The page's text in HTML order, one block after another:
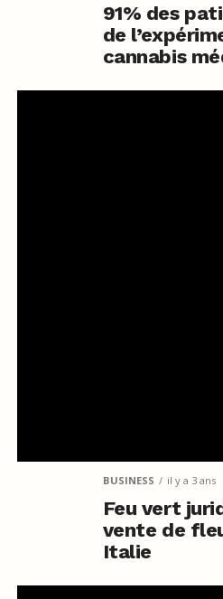
91% des
de
cannabis
BUSINESS il y a 3 ans
Feu vert
vente de
Italie